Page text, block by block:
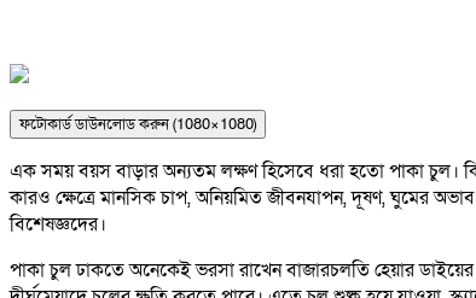
ফটোকার্ড ডাউনলোড করুন (1080×1080)
এক সময় বয়স বাড়ার অন্যতম লক্ষণ হিসেবে ধরা হতো পাকা চুল।
কারও ক্ষেত্রে মানসিক চাপ, অনিয়মিত জীবনযাপন, দূষণ, ঘুমের
বিশেষজ্ঞদের।
পাকা চুল ঢাকতে অনেকেই ভরসা রাখেন বাজারচলতি হেয়ার